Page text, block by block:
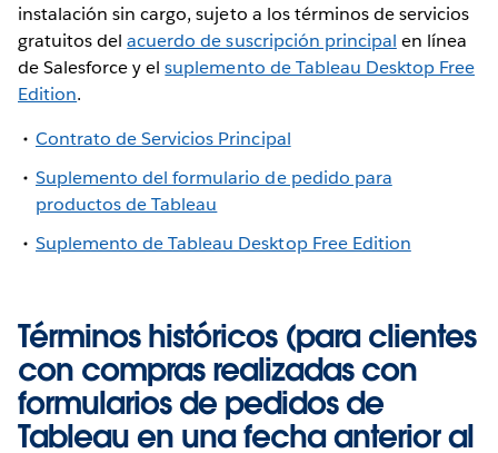
instalación sin cargo, sujeto a los términos de servicios
gratuitos delacuerdo de suscripción principal en línea
de Salesforce y elsuplemento de Tableau Desktop Free
Edition.
Contrato de Servicios Principal
Suplemento del formulario de pedido para
productos de Tableau
Suplemento de Tableau Desktop Free Edition
Términos históricos (para clientes
con compras realizadas con
formularios de pedidos de
Tableau en una fecha anterior al